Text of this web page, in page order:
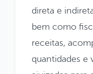
direta e
bem como
receitas,
quantidades e